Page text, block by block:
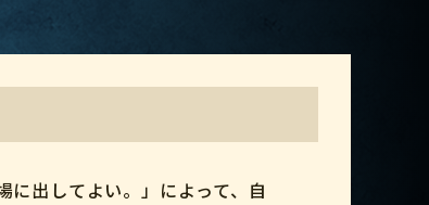
に出してよい。」によって、自